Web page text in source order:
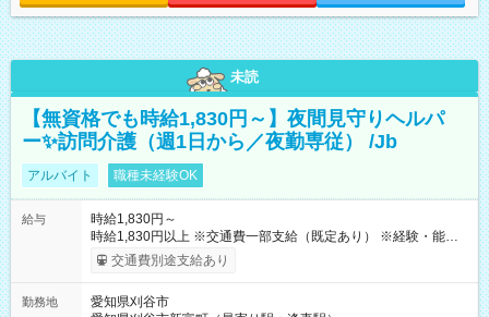
未読
【無資格でも時給1,830円～】夜間見守りヘルパ
ー✨訪問介護（週1日から／夜勤専従） /Jb
アルバイト 職種未経験OK
給与
時給1,830円～
時給1,830円以上 ※交通費一部支給（既定あり） ※経験・能力を
考慮して決定します 【収入例】 週1回勤務の場合：1,830円×8時
間×4回=5万8,560円 週3回勤務の場合：1,830円×8時間×12回
月 ※ 雇用形態と給与に、本採用時と異なる部分があります。 雇
交通費別途支給あり
勤務地
愛知県刈谷市